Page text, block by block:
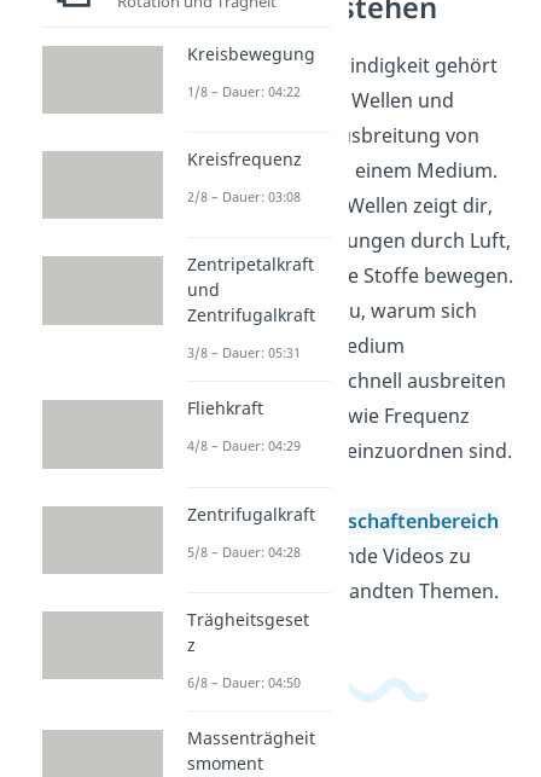
Die Schallgeschwindigkeit gehört
zum Themenfeld Wellen und
beschreibt die Ausbreitung von
Schwingungen in einem Medium.
Das Themenfeld Wellen zeigt dir,
wie sich Schwingungen durch Luft,
Wasser oder feste Stoffe bewegen.
Dabei erkennst du, warum sich
Wellen je nach Medium
unterschiedlich schnell ausbreiten
und wie Begriffe wie Frequenz
oder Längswelle einzuordnen sind.
Ingenieurwissenschaftenbereich
findest du passende Videos zu
diesem und verwandten Themen.
Kreisbewegung
1/8 – Dauer: 04:22
Kreisfrequenz
2/8 – Dauer: 03:08
Zentripetalkraft
und
Zentrifugalkraft
3/8 – Dauer: 05:31
Fliehkraft
4/8 – Dauer: 04:29
Zentrifugalkraft
5/8 – Dauer: 04:28
Trägheitsgeset
z
6/8 – Dauer: 04:50
Massenträgheit
smoment